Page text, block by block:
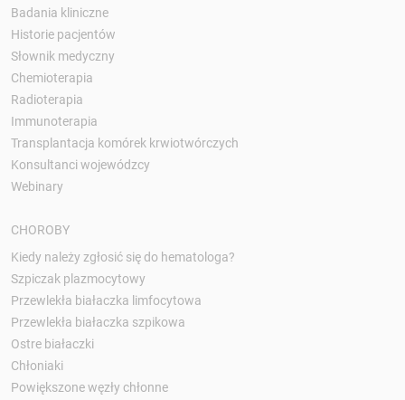
Badania kliniczne
Historie pacjentów
Słownik medyczny
Chemioterapia
Radioterapia
Immunoterapia
Transplantacja komórek krwiotwórczych
Konsultanci wojewódzcy
Webinary
CHOROBY
Kiedy należy zgłosić się do hematologa?
Szpiczak plazmocytowy
Przewlekła białaczka limfocytowa
Przewlekła białaczka szpikowa
Ostre białaczki
Chłoniaki
Powiększone węzły chłonne